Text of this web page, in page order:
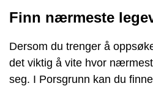
Finn nærmeste
Dersom du trenger å
det viktig å vite hvor
seg. I Porsgrunn kan du